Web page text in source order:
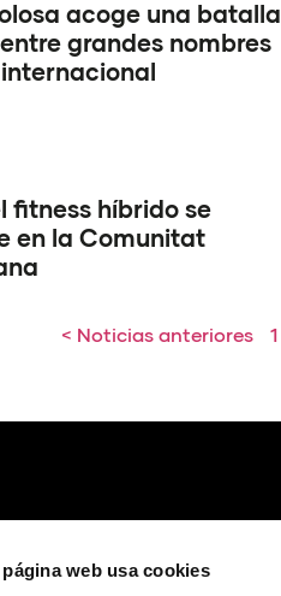
página web usa cookies
acoge una batalla
grandes nombres
fitness híbrido se
en la Comunitat
< Noticias anteriores 1